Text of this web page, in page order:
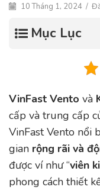
10 Tháng 1, 2024 /
Mục Lục
VinFast Vento và
cấp và trung cấp
VinFast Vento nổi
gian rộng rãi và
được ví như “viên
phong cách thiết